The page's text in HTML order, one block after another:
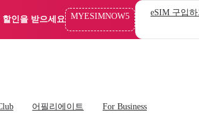
인을 받으세요 MYESIMNOW5 eSIM 구입
어필리에이트 For Business